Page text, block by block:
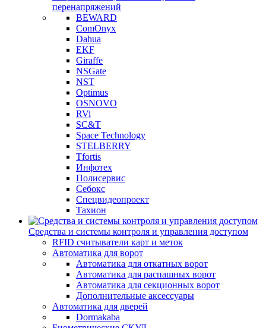
перенапряжений
BEWARD
ComOnyx
Dahua
EKF
Giraffe
NSGate
NST
Optimus
OSNOVO
RVi
SC&T
Space Technology
STELBERRY
Tfortis
Инфотех
Полисервис
Себокс
Спецвидеопроект
Тахион
Средства и системы контроля и управления доступом
RFID считыватели карт и меток
Автоматика для ворот
Автоматика для откатных ворот
Автоматика для распашных ворот
Автоматика для секционных ворот
Дополнительные аксессуары
Автоматика для дверей
Dormakaba